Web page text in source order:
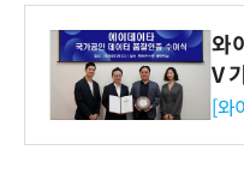
와
V
증
[와